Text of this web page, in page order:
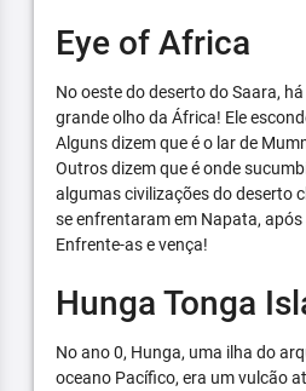
Eye of Africa
No oeste do deserto do Saara,
grande olho da África! Ele
Alguns dizem que é o lar de
Outros dizem que é onde
algumas civilizações do deserto
se enfrentaram em Napata, após
Enfrente-as e vença!
Hunga Tonga
No ano 0, Hunga, uma ilha do
oceano Pacífico, era um vulcão